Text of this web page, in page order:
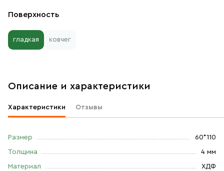
Поверхность
гладкая ковчег
Описание и характеристики
Характеристики Отзывы
Размер 60*110
Толщина 4 мм
Материал ХДФ